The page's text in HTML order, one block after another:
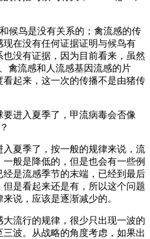
鸟是没有关系的；禽流感的传
在没有任何证据证明与候鸟有
没有证据，因为目前看来，虽然
禽流感和人流感基因流感的片
起来，这一次的传播不是由猪传
要进入夏季了，甲流病毒会否像
夏季了，按一般的规律来说，流
般是降低的，但是也会有一些例
是流感季节的末端，已经到最后
是看起来还是有，所以这个问题
说，应该是逐渐减少的。
流行的规律，很少只出现一波的
波。从战略的角度考虑，如果出